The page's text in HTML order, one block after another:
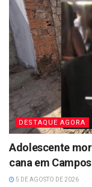
DESTAQUE AGORA
Adolescente
cana em Campos
5 DE AGOSTO DE 2026